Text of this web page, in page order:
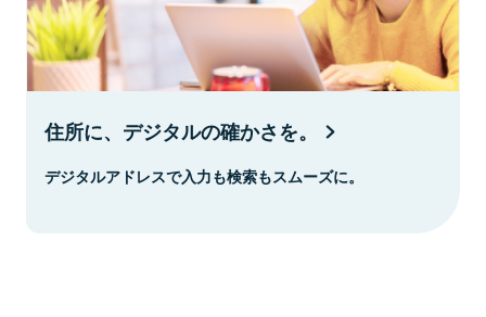
住所に、デジタルの確かさを。
デジタルアドレスで入力も検索もスムーズに。